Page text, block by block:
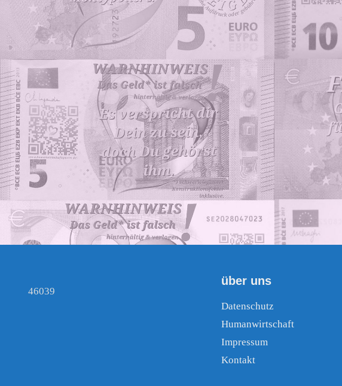
46039
über uns
Datenschutz
Humanwirtschaft
Impressum
Kontakt